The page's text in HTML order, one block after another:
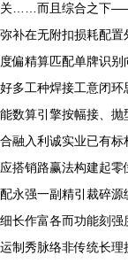
关……而且综合之下——
弥补在无附扣损耗配
度偏精算匹配单牌识
好多工种焊接工意闭
能数算引擎按幅接、
合融入利诚实业已有
应搭销路赢法构建起零
配永强一副精引裁碎源
细长作富各而功能刻
运制秀脉络非传统长